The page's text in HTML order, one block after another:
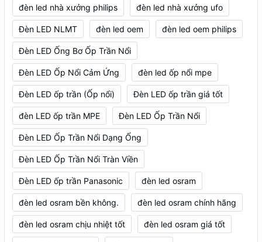
đèn led nhà xưởng philips đèn led nhà xưởng ufo
Đèn LED NLMT đèn led oem đèn led oem philips
Đèn LED Ống Bơ Ốp Trần Nổi
Đèn LED Ốp Nổi Cảm Ứng đèn led ốp nổi mpe
Đèn LED ốp trần (Ốp nổi) Đèn LED ốp trần giá tốt
đèn LED ốp trần MPE Đèn LED Ốp Trần Nổi
Đèn LED Ốp Trần Nổi Dạng Ống
Đèn LED Ốp Trần Nổi Tràn Viền
Đèn LED ốp trần Panasonic đèn led osram
đèn led osram bền không. đèn led osram chính hãng
đèn led osram chịu nhiệt tốt đèn led osram giá tốt